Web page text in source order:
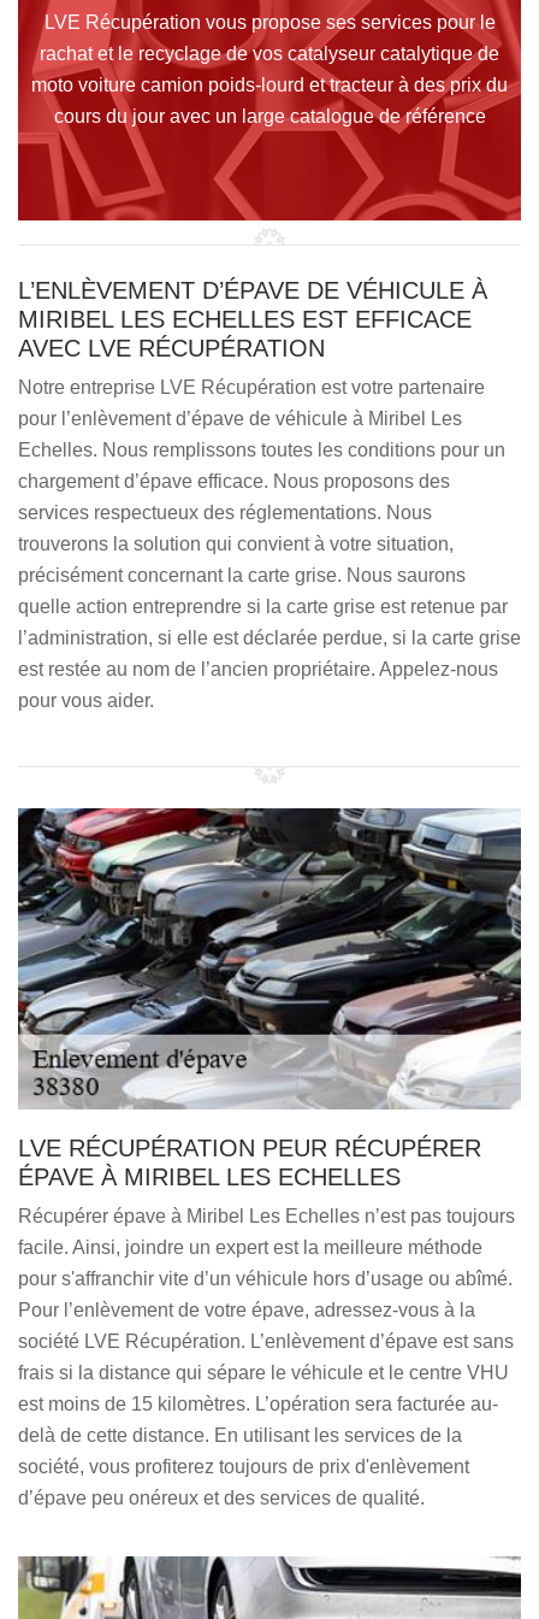
LVE Récupération vous propose ses services pour le
rachat et le recyclage de vos catalyseur catalytique de
moto voiture camion poids-lourd et tracteur à des prix du
cours du jour avec un large catalogue de référence
L’ENLÈVEMENT D’ÉPAVE DE VÉHICULE À
MIRIBEL LES ECHELLES EST EFFICACE
AVEC LVE RÉCUPÉRATION
Notre entreprise LVE Récupération est votre partenaire
pour l’enlèvement d’épave de véhicule à Miribel Les
Echelles. Nous remplissons toutes les conditions pour un
chargement d’épave efficace. Nous proposons des
services respectueux des réglementations. Nous
trouverons la solution qui convient à votre situation,
précisément concernant la carte grise. Nous saurons
quelle action entreprendre si la carte grise est retenue par
l’administration, si elle est déclarée perdue, si la carte grise
est restée au nom de l’ancien propriétaire. Appelez-nous
pour vous aider.
LVE RÉCUPÉRATION PEUR RÉCUPÉRER
ÉPAVE À MIRIBEL LES ECHELLES
Récupérer épave à Miribel Les Echelles n’est pas toujours
facile. Ainsi, joindre un expert est la meilleure méthode
pour s'affranchir vite d’un véhicule hors d’usage ou abîmé.
Pour l’enlèvement de votre épave, adressez-vous à la
société LVE Récupération. L’enlèvement d’épave est sans
frais si la distance qui sépare le véhicule et le centre VHU
est moins de 15 kilomètres. L’opération sera facturée au-
delà de cette distance. En utilisant les services de la
société, vous profiterez toujours de prix d'enlèvement
d’épave peu onéreux et des services de qualité.